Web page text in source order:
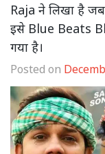
Raja ने लिखा है
इसे Blue Beats
गया है।
Posted on